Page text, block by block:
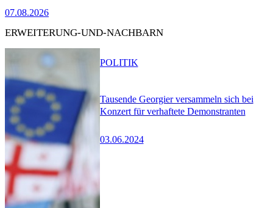
07.08.2026
ERWEITERUNG-UND-NACHBARN
Tausende Georgier versammeln sich bei
Konzert für verhaftete Demonstranten
03.06.2024
POLITIK